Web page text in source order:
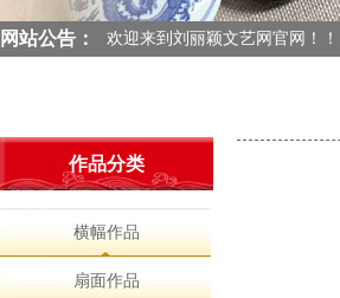
网站公告：
欢迎来到刘丽颖文艺网官网！！
欢迎来到刘丽颖文艺网官网！！
欢迎来到刘丽颖文艺网官网！！
作品分类
横幅作品
扇面作品